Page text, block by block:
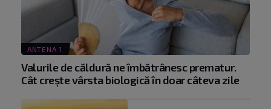
ANTENA 1
Valurile de căldură ne îmbătrânesc prematur.
Cât crește vârsta biologică în doar câteva zile